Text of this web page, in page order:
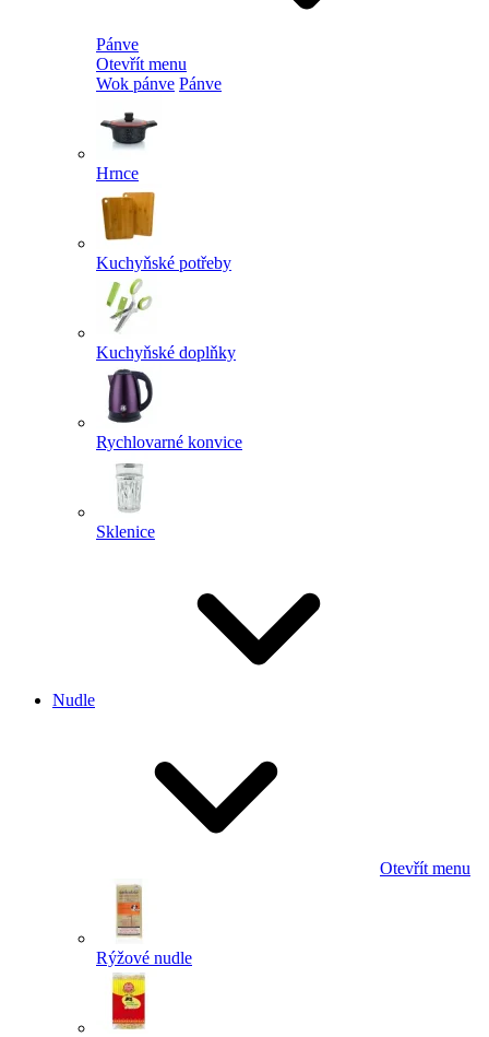
Pánve
Otevřít menu
Wok pánve Pánve
Hrnce
Kuchyňské potřeby
Kuchyňské doplňky
Rychlovarné konvice
Sklenice
Nudle
Otevřít menu
Rýžové nudle